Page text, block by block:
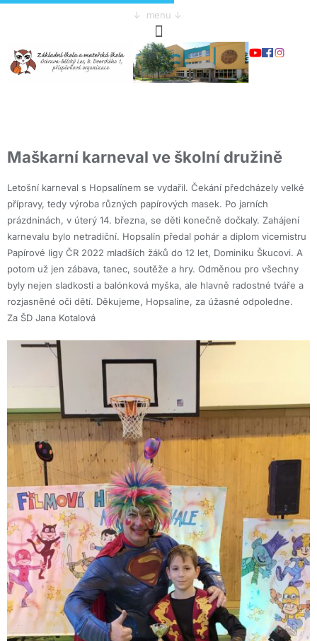
↓ menu ↓
Maškarní karneval ve školní družině
Letošní karneval s Hopsalínem se vydařil. Čekání předcházely velké
přípravy, tedy výroba různých papírových masek. Po jarních
prázdninách, v úterý 14. března, se děti konečně dočkaly. Zahájení
karnevalu bylo netradiční. Hopsalín předal pohár a diplom vicemistru
Papírové ligy ČR 2022 mladších žáků do 12 let, Dominiku Škucovi. A
potom už jen zábava, tanec, soutěže a hry. Odměnou pro všechny
byly nejen sladkosti a balónková myška, ale hlavně radostné tváře a
rozjasněné oči dětí. Děkujeme, Hopsalíne, za úžasné odpoledne.
Za ŠD Jana Kotalová